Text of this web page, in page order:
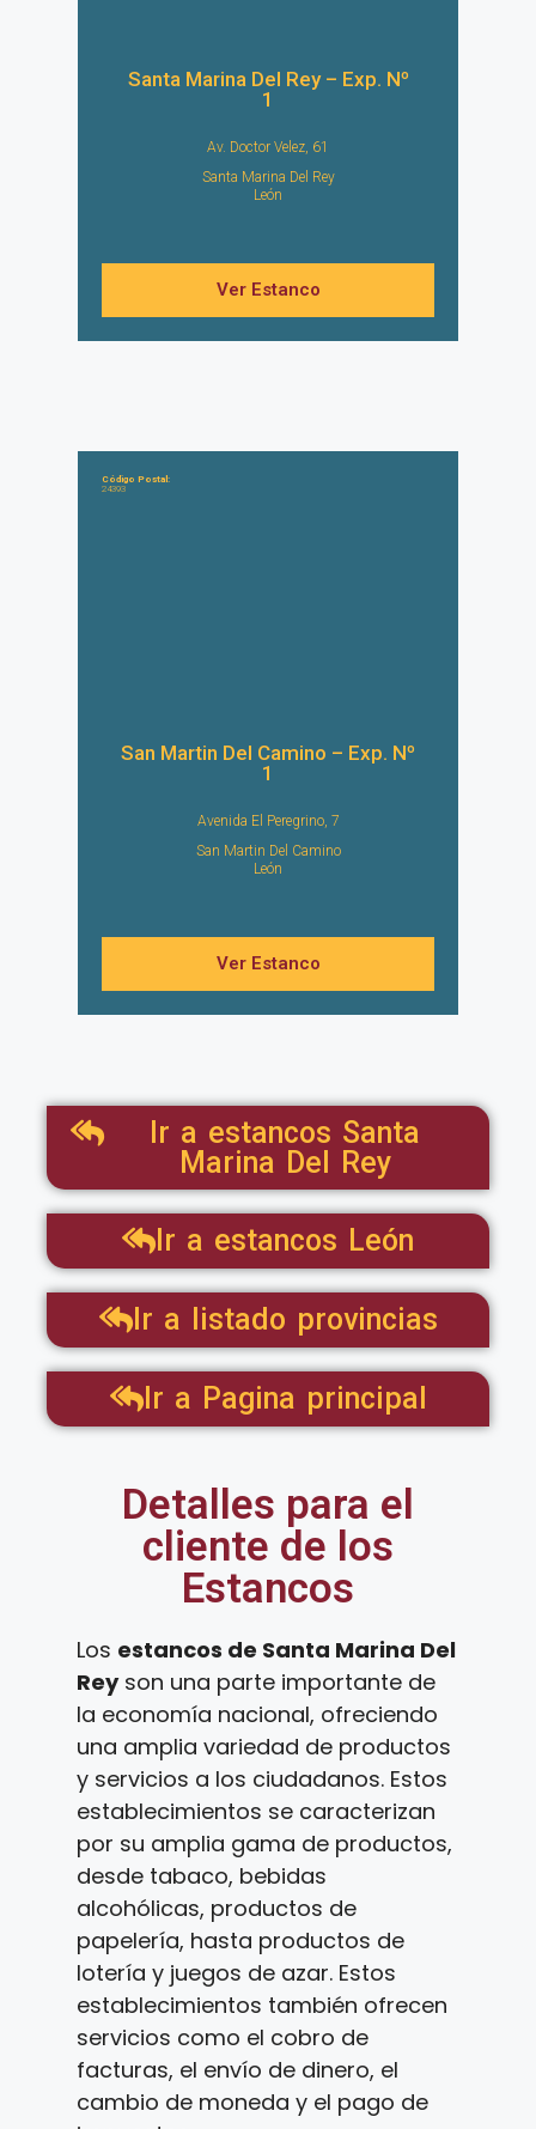
Santa Marina Del Rey – Exp. Nº
1
Av. Doctor Velez, 61
Santa Marina Del Rey
León
Ver Estanco
Código Postal:
24393
San Martin Del Camino – Exp. Nº
1
Avenida El Peregrino, 7
San Martin Del Camino
León
Ver Estanco
Ir a estancos Santa
Marina Del Rey
Ir a estancos León
Ir a listado provincias
Ir a Pagina principal
Detalles para el
cliente de los
Estancos
Los estancos de Santa Marina Del
Reyson una parte importante de
la economía nacional, ofreciendo
una amplia variedad de productos
y servicios a los ciudadanos. Estos
establecimientos se caracterizan
por su amplia gama de productos,
desde tabaco, bebidas
alcohólicas, productos de
papelería, hasta productos de
lotería y juegos de azar. Estos
establecimientos también ofrecen
servicios como el cobro de
facturas, el envío de dinero, el
cambio de moneda y el pago de